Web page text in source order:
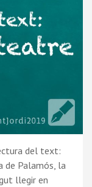
del text:
de Palamós, la
llegir en